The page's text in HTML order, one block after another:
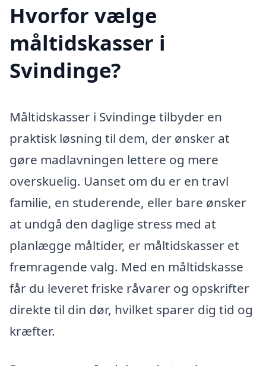
Hvorfor vælge
måltidskasser i
Svindinge?
Måltidskasser i Svindinge tilbyder en
praktisk løsning til dem, der ønsker at
gøre madlavningen lettere og mere
overskuelig. Uanset om du er en travl
familie, en studerende, eller bare ønsker
at undgå den daglige stress med at
planlægge måltider, er måltidskasser et
fremragende valg. Med en måltidskasse
får du leveret friske råvarer og opskrifter
direkte til din dør, hvilket sparer dig tid og
kræfter.